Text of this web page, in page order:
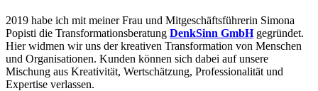
2019 habe ich mit meiner Frau und Mitgeschäftsführerin Simona
Popisti die Transformationsberatung DenkSinn GmbHgegründet.
Hier widmen wir uns der kreativen Transformation von Menschen
und Organisationen. Kunden können sich dabei auf unsere
Mischung aus Kreativität, Wertschätzung, Professionalität und
Expertise verlassen.